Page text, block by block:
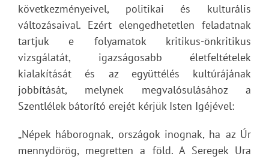
következményeivel, politikai és kulturális
változásaival. Ezért elengedhetetlen feladatnak
tartjuk e folyamatok kritikus-önkritikus
vizsgálatát, igazságosabb életfeltételek
kialakítását és az együttélés kultúrájának
jobbítását, melynek megvalósulásához a
Szentlélek bátorító erejét kérjük Isten Igéjével:
„Népek háborognak, országok inognak, ha az Úr
mennydörög, megretten a föld. A Seregek Ura